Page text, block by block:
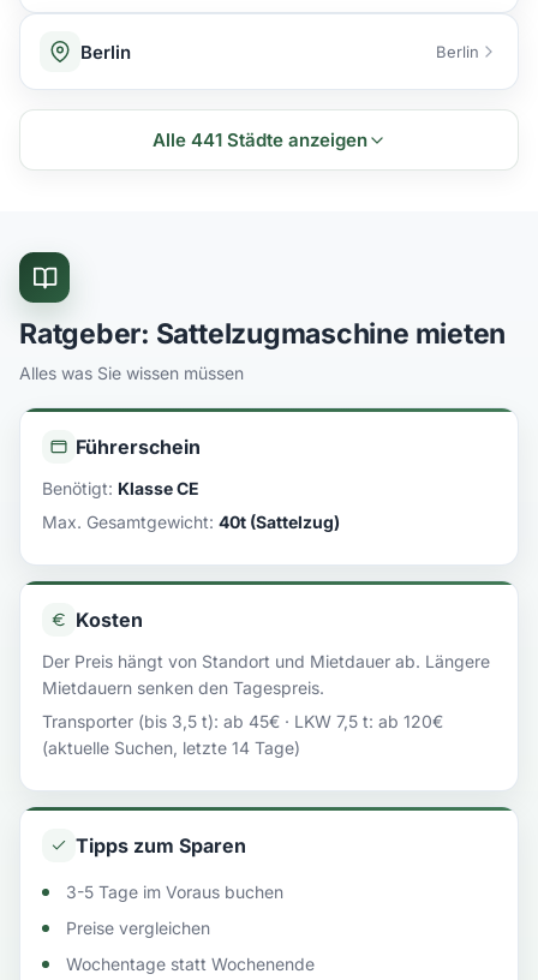
Berlin Berlin
Alle 441 Städte anzeigen
Ratgeber: Sattelzugmaschine mieten
Alles was Sie wissen müssen
Führerschein
Benötigt: Klasse CE
Max. Gesamtgewicht: 40t (Sattelzug)
Kosten
Der Preis hängt von Standort und Mietdauer ab. Längere
Mietdauern senken den Tagespreis.
Transporter (bis 3,5 t): ab 45€ · LKW 7,5 t: ab 120€
(aktuelle Suchen, letzte 14 Tage)
Tipps zum Sparen
3-5 Tage im Voraus buchen
Preise vergleichen
Wochentage statt Wochenende